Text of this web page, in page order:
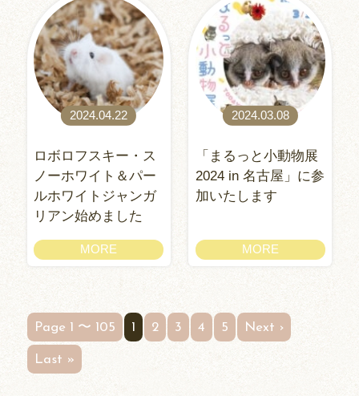
2024.04.22
ロボロフスキー・ス
ノーホワイト＆パー
ルホワイトジャンガ
リアン始めました
MORE
2024.03.08
「まるっと小動物展
2024 in 名古屋」に参
加いたします
MORE
Page 1 〜 105 1 2 3 4 5 Next ›
Last »